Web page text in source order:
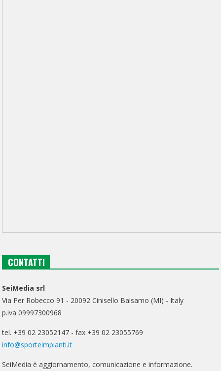
CONTATTI
SeiMedia srl
Via Per Robecco 91 - 20092 Cinisello Balsamo (MI) - Italy
p.iva 09997300968
tel. +39 02 23052147 - fax +39 02 23055769
info@sporteimpianti.it
SeiMedia è aggiornamento, comunicazione e informazione.